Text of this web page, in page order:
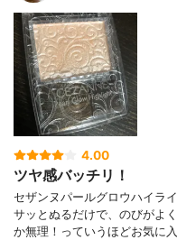
4.00
ツヤ感バッチリ！
セザンヌパールグロウハイラ
サッとぬるだけで、のびがよ
か無理！っていうほどお気に